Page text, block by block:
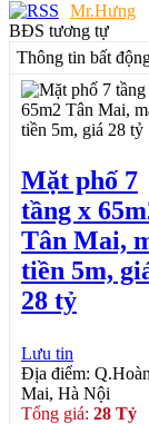
Mr.Hưng
BĐS tương tự
Thông tin bất
Mặt phố 7
tầng x
Tân Mai,
tiền 5m,
28 tỷ
Lưu tin
Địa điểm:
Mai, Hà Nội
Tổng giá: 28 Tỷ